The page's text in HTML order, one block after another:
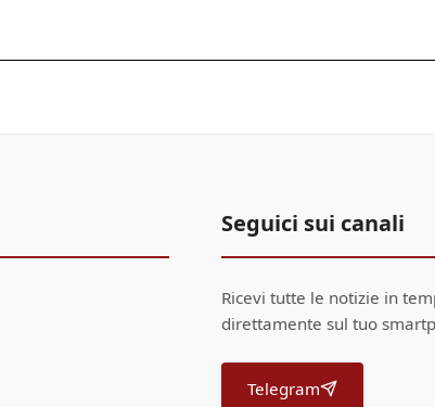
Seguici sui canali
Ricevi tutte le notizie in
direttamente sul tuo
Telegram